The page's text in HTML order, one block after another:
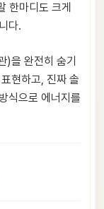
한마디도 크게
다.
)을 완전히 숨기
현하고, 진짜 솔
식으로 에너지를